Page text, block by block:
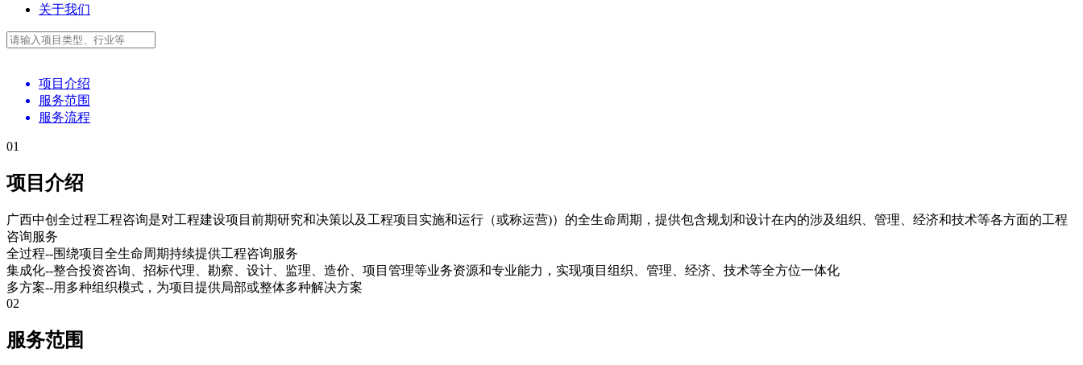
关于我们
项目介绍
服务范围
服务流程
01
项目介绍
广西中创全过程工程咨询是对工程建设项目前期研究和决策以及工程项目实施和运行（或称运营)）的全生命周期，提供包含规划和设计在内的涉及组织、管理、经济和技术等各方面的工程
咨询服务
全过程--围绕项目全生命周期持续提供工程咨询服务
集成化--整合投资咨询、招标代理、勘察、设计、监理、造价、项目管理等业务资源和专业能力，实现项目组织、管理、经济、技术等全方位一体化
多方案--用多种组织模式，为项目提供局部或整体多种解决方案
02
服务范围